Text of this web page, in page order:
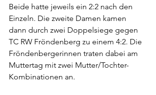
Beide hatte jeweils ein 2:2 nach den
Einzeln. Die zweite Damen kamen
dann durch zwei Doppelsiege gegen
TC RW Fröndenberg zu einem 4:2. Die
Fröndenbergerinnen traten dabei am
Muttertag mit zwei Mutter/Tochter-
Kombinationen an.